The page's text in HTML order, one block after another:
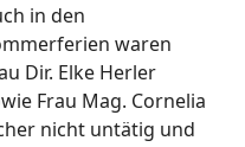
in den
waren
Dir. Elke Herler
Frau Mag. Cornelia
nicht untätig und